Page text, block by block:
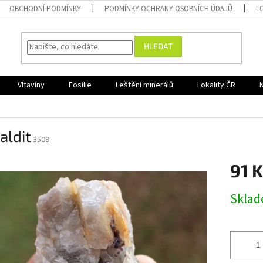
OBCHODNÍ PODMÍNKY PODMÍNKY OCHRANY OSOBNÍCH ÚDAJŮ
HLEDAT
Vltavíny Fosílie Leštění minerálů Lokality ČR
3509
91
cena: